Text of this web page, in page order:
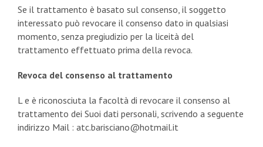
Se il trattamento è basato sul consenso, il soggetto
interessato può revocare il consenso dato in qualsiasi
momento, senza pregiudizio per la liceità del
trattamento effettuato prima della revoca.
Revoca del consenso al trattamento
L e è riconosciuta la facoltà di revocare il consenso al
trattamento dei Suoi dati personali, scrivendo a seguente
indirizzo Mail : atc.barisciano@hotmail.it